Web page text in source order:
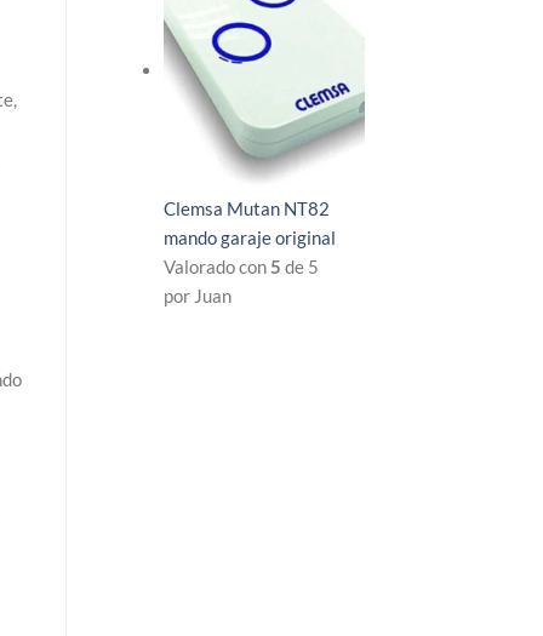
Clemsa Mutan NT82
mando garaje original
Valorado con5 de 5
por Juan